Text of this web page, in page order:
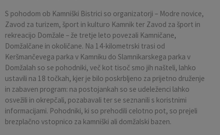
S pohodom ob Kamniški Bistrici so organizatorji – Modre novice,
Zavod za turizem, šport in kulturo Kamnik ter Zavod za šport in
rekreacijo Domžale – že tretje leto povezali Kamničane,
Domžalčane in okoličane. Na 14-kilometrski trasi od
Keršmančevega parka v Kamniku do Slamnikarskega parka v
Domžalah so se pohodniki, več kot tisoč smo jih našteli, lahko
ustavili na 18 točkah, kjer je bilo poskrbljeno za prijetno druženje
in zabaven program: na postojankah so se udeleženci lahko
osvežili in okrepčali, pozabavali ter se seznanili s koristnimi
informacijami. Pohodniki, ki so prehodili celotno pot, so prejeli
brezplačno vstopnico za kamniški ali domžalski bazen.
Katalog informacij javnega značaja
Uradne ure
Uradni vestnik
Proračun Občine
E-obvestila Občine
Lokalne volitve